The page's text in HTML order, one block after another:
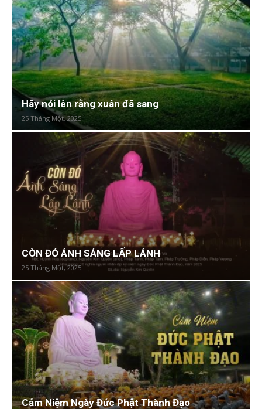
Hãy nói lên rằng xuân đã sang
25 Tháng Một, 2025
CÒN ĐÓ ÁNH SÁNG LẤP LÁNH
25 Tháng Một, 2025
Cảm Niệm Ngày Đức Phật Thành Đạo